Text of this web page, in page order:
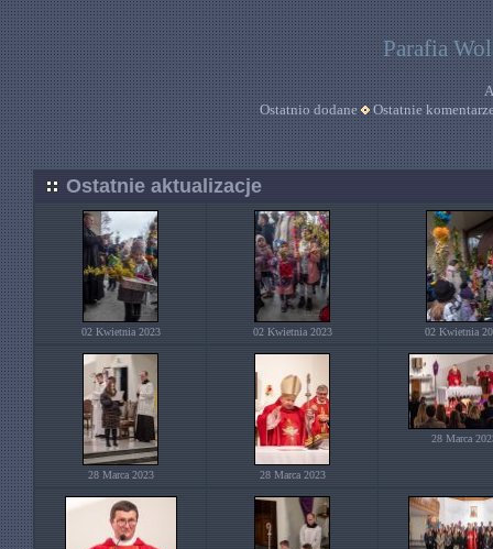
Parafia
Ostatnio dodane
Ostatnie
Ostatnie aktualizacje
02 Kwietnia 2023 02 Kwietnia 2023 02 Kwietnia
28 Marca 2023 28 Marca 2023
28 Marca